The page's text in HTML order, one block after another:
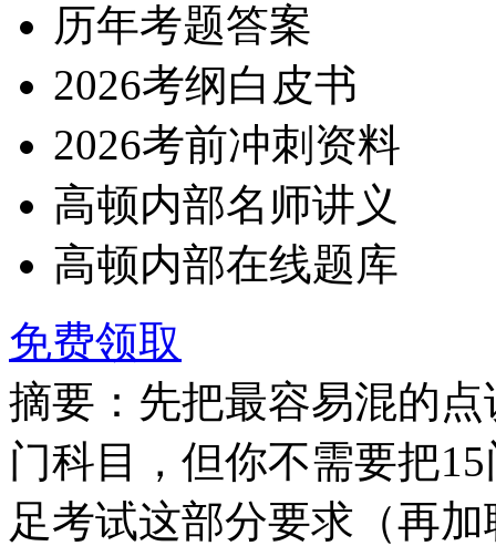
历年考题答案
2026考纲白皮书
2026考前冲刺资料
高顿内部名师讲义
高顿内部在线题库
免费领取
摘要：先把最容易混的
门科目，但你不需要把
足考试这部分要求（再